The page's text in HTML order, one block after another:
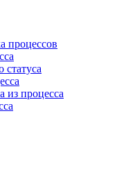
процессов
статуса
из процесса